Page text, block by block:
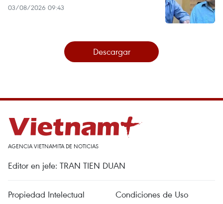
03/08/2026 09:43
Descargar
AGENCIA VIETNAMITA DE NOTICIAS
Editor en jefe: TRAN TIEN DUAN
Propiedad Intelectual Condiciones de Uso